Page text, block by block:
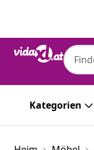
Kategorien